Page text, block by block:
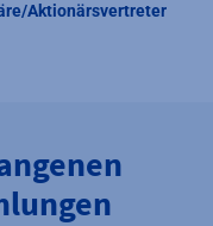
Aktionärsvertreter